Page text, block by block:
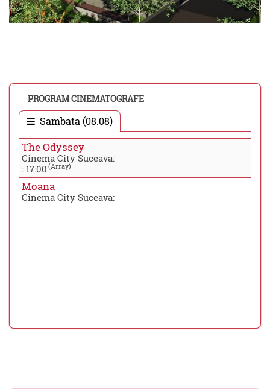
PROGRAM CINEMATOGRAFE
Sambata (08.08)
The Odyssey
Cinema City Suceava:
: 17:00 (Array)
Moana
Cinema City Suceava: